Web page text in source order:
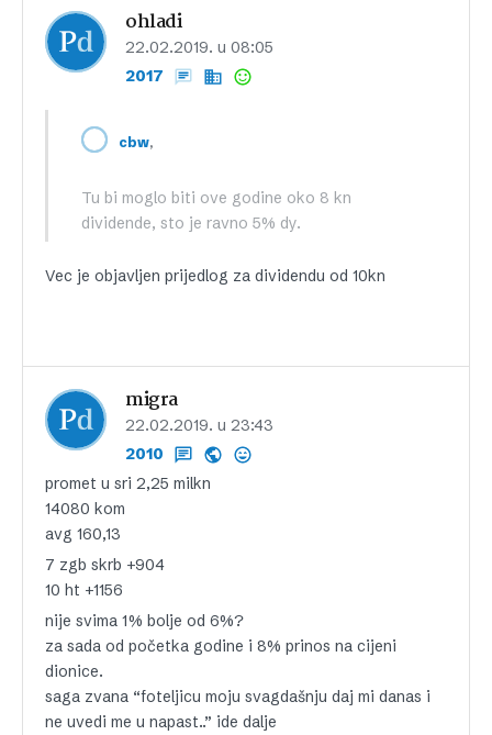
ohladi
22.02.2019. u 08:05
2017
cbw,
Tu bi moglo biti ove godine oko 8 kn
dividende, sto je ravno 5% dy.
Vec je objavljen prijedlog za dividendu od 10kn
migra
22.02.2019. u 23:43
2010
promet u sri 2,25 milkn
14080 kom
avg 160,13
7 zgb skrb +904
10 ht +1156
nije svima 1% bolje od 6%?
za sada od početka godine i 8% prinos na cijeni
dionice.
saga zvana “foteljicu moju svagdašnju daj mi danas i
ne uvedi me u napast..” ide dalje